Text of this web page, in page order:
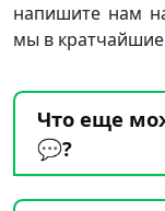
напишите нам
мы в
Что еще
💬?